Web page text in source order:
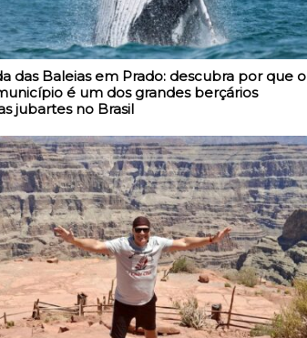
das Baleias em Prado: descubra por que o
é um dos grandes berçários
jubartes no Brasil